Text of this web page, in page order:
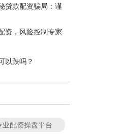
贷款配资骗局：谨
资，风险控制专家
以跌吗？
业配资操盘平台